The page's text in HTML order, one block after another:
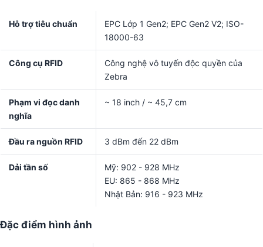
Hỗ trợ tiêu chuẩn
EPC Lớp 1 Gen2; EPC Gen2 V2; ISO-
18000-63
Công cụ RFID
Công nghệ vô tuyến độc quyền của
Zebra
Phạm vi đọc danh
nghĩa
~ 18 inch / ~ 45,7 cm
Đầu ra nguồn RFID 3 dBm đến 22 dBm
Dải tần số
Mỹ: 902 - 928 MHz
EU: 865 - 868 MHz
Nhật Bản: 916 - 923 MHz
Đặc điểm hình ảnh